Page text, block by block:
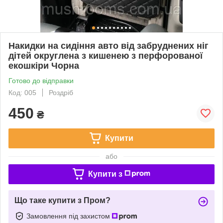
Накидки на сидіння авто від забруднених ніг
дітей округлена з кишенею з перфорованої
екошкіри Чорна
Готово до відправки
Код: 005
Роздріб
450 ₴
Купити
або
Купити з
Що таке купити з Пром?
Замовлення під захистом